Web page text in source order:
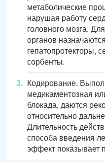
метаболические
нарушая работу
головного мозга.
органов
гепатопротекторы,
сорбенты.
Кодирование.
медикаментозная
блокада, даются
относительно
Длительность
способа введения
эффект показывает